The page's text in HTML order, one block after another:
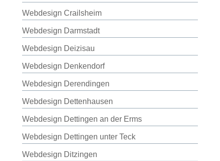
Webdesign Crailsheim
Webdesign Darmstadt
Webdesign Deizisau
Webdesign Denkendorf
Webdesign Derendingen
Webdesign Dettenhausen
Webdesign Dettingen an der Erms
Webdesign Dettingen unter Teck
Webdesign Ditzingen